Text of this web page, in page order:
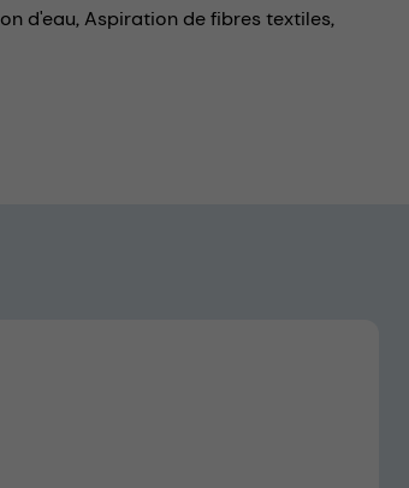
d'eau,Aspiration de fibres textiles,